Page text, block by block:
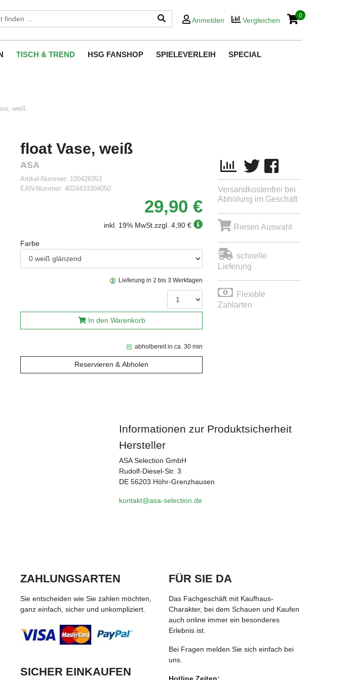
Anmelden Vergleichen
0
TISCH & TREND HSG FANSHOP SPIELEVERLEIH SPECIAL
weiß
float Vase, weiß
ASA
Artikel-Nummer: 100426353
EAN-Nummer: 4024433304050
29,90 €
inkl. 19% MwSt. zzgl. 4,90 €
Farbe
abholbereit in ca. 30 min
Reservieren & Abholen
Lieferung in 2 bis 3 Werktagen
In den Warenkorb
Versandkostenfrei bei
Abholung im Geschäft
Riesen Auswahl
schnelle
Lieferung
Flexible
Zahlarten
Informationen zur Produktsicherheit
Hersteller
ASA Selection GmbH
Rudolf-Diesel-Str. 3
DE 56203 Höhr-Grenzhausen
kontakt@asa-selection.de
ZAHLUNGSARTEN
Sie entscheiden wie Sie zahlen möchten,
ganz einfach, sicher und unkompliziert.
SICHER EINKAUFEN
FÜR SIE DA
Das Fachgeschäft mit Kaufhaus-
Charakter, bei dem Schauen und Kaufen
auch online immer ein besonderes
Erlebnis ist.
Bei Fragen melden Sie sich einfach bei
uns.
Hotline Zeiten: